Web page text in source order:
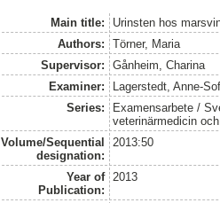
Main title:
Urinsten hos
Authors:
Törner, Maria
Supervisor:
Gånheim, Charina
Examiner:
Lagerstedt, Anne-
Series:
Examensarbete /
veterinärmedicin
Volume/Sequential
designation:
2013:50
Year of
Publication:
2013